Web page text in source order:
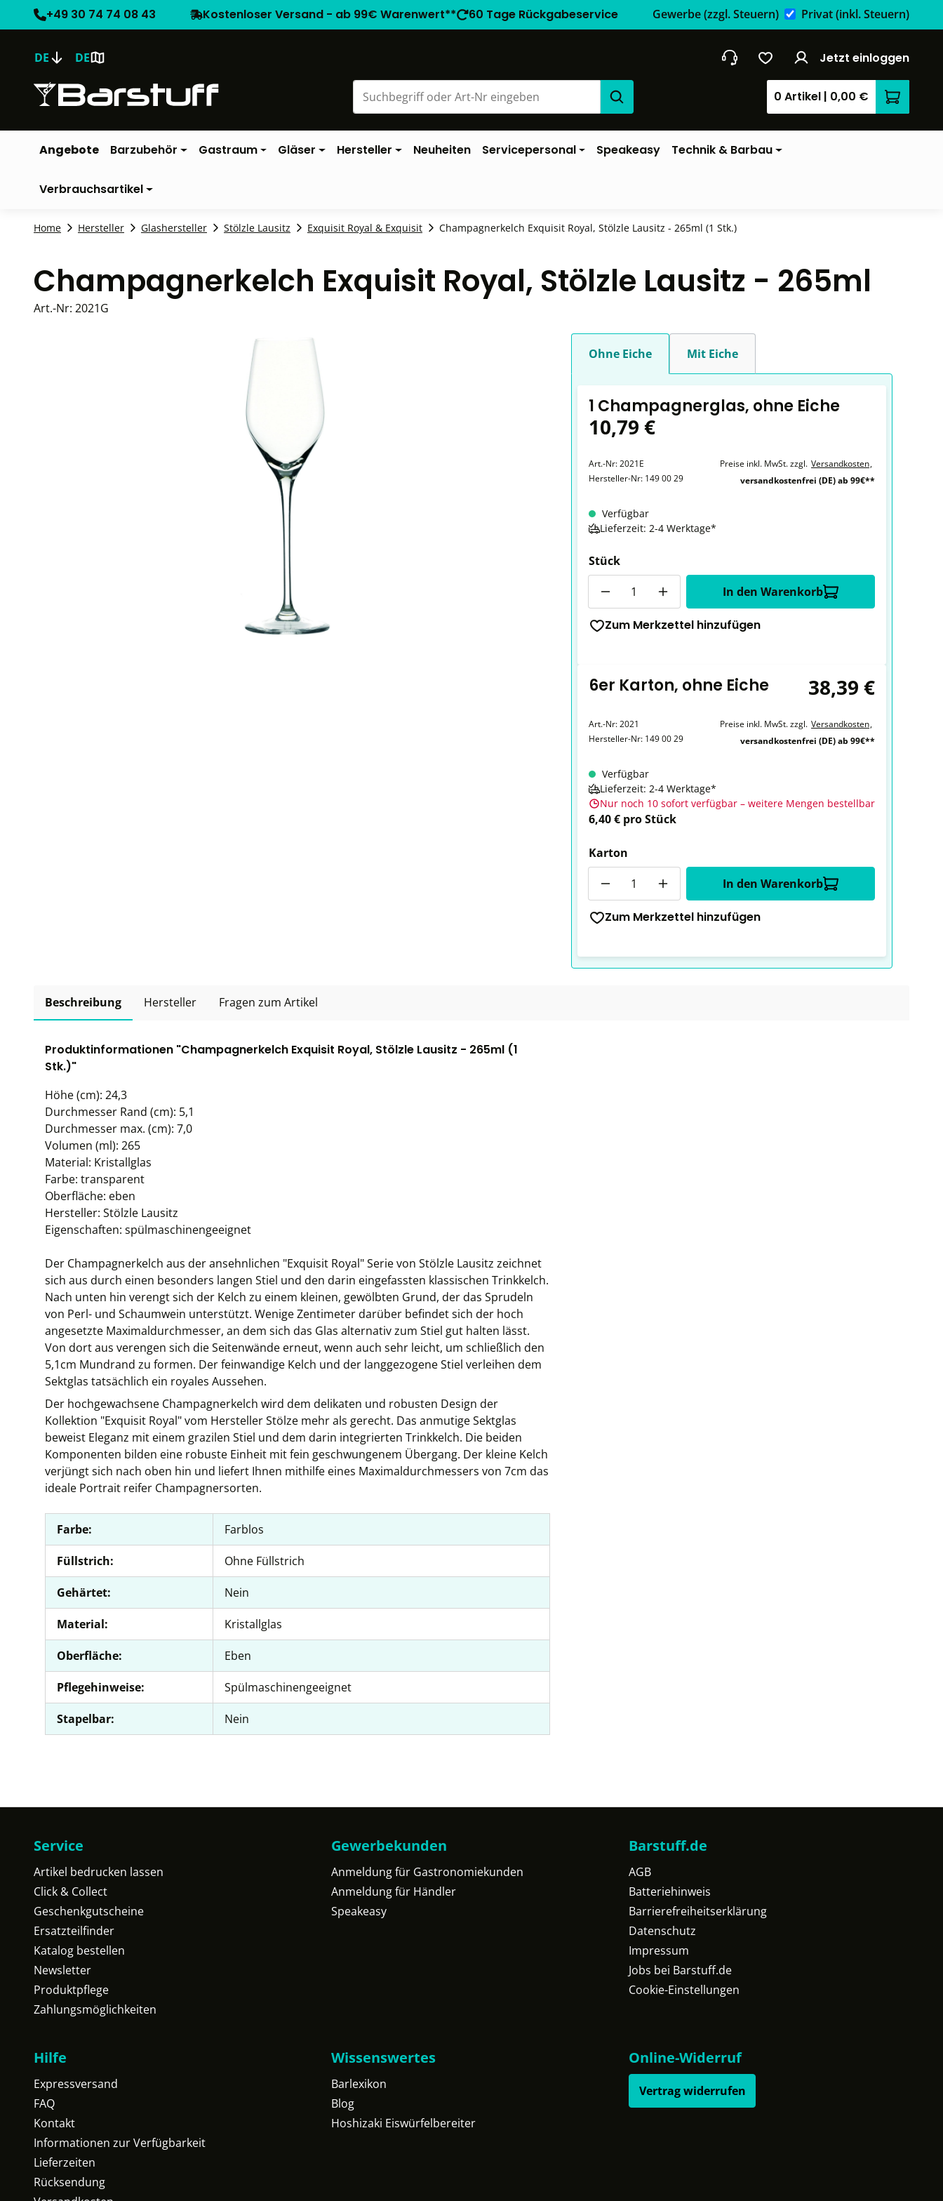
+49 30 74 74 08 43 Kostenloser Versand - ab 99€ Warenwert** 60 Tage Rückgabeservice Gewerbe(zzgl. Steuern) Privat(inkl. Steuern)
DE DE Jetzt einloggen
0 Artikel | 0,00 €
Angebote Barzubehör Gastraum Gläser Hersteller Neuheiten Servicepersonal Speakeasy Technik & Barbau
Verbrauchsartikel
Home Hersteller Glashersteller Stölzle Lausitz Exquisit Royal & Exquisit Champagnerkelch Exquisit Royal, Stölzle Lausitz - 265ml (1 Stk.)
Champagnerkelch Exquisit Royal, Stölzle Lausitz - 265ml
Art.-Nr: 2021G
Ohne Eiche Mit Eiche
1 Champagnerglas, ohne Eiche
10,79 €
Art.-Nr:2021E
Hersteller-Nr: 149 00 29
Preise inkl. MwSt. zzgl. Versandkosten,
versandkostenfrei (DE) ab 99€**
Verfügbar
Lieferzeit: 2-4 Werktage*
Stück
In den Warenkorb
Zum Merkzettel hinzufügen
6er Karton, ohne Eiche 38,39 €
Art.-Nr:2021
Hersteller-Nr: 149 00 29
Preise inkl. MwSt. zzgl. Versandkosten,
versandkostenfrei (DE) ab 99€**
Verfügbar
Lieferzeit: 2-4 Werktage*
Nur noch 10 sofort verfügbar – weitere Mengen bestellbar
6,40 € pro Stück
Karton
In den Warenkorb
Zum Merkzettel hinzufügen
Beschreibung Hersteller Fragen zum Artikel
Produktinformationen "Champagnerkelch Exquisit Royal, Stölzle Lausitz - 265ml (1
Stk.)"
Höhe (cm): 24,3
Durchmesser Rand (cm): 5,1
Durchmesser max. (cm): 7,0
Volumen (ml): 265
Material: Kristallglas
Farbe: transparent
Oberfläche: eben
Hersteller: Stölzle Lausitz
Eigenschaften: spülmaschinengeeignet
Der Champagnerkelch aus der ansehnlichen "Exquisit Royal" Serie von Stölzle Lausitz zeichnet
sich aus durch einen besonders langen Stiel und den darin eingefassten klassischen Trinkkelch.
Nach unten hin verengt sich der Kelch zu einem kleinen, gewölbten Grund, der das Sprudeln
von Perl- und Schaumwein unterstützt. Wenige Zentimeter darüber befindet sich der hoch
angesetzte Maximaldurchmesser, an dem sich das Glas alternativ zum Stiel gut halten lässt.
Von dort aus verengen sich die Seitenwände erneut, wenn auch sehr leicht, um schließlich den
5,1cm Mundrand zu formen. Der feinwandige Kelch und der langgezogene Stiel verleihen dem
Sektglas tatsächlich ein royales Aussehen.
Der hochgewachsene Champagnerkelch wird dem delikaten und robusten Design der
Kollektion "Exquisit Royal" vom Hersteller Stölze mehr als gerecht. Das anmutige Sektglas
beweist Eleganz mit einem grazilen Stiel und dem darin integrierten Trinkkelch. Die beiden
Komponenten bilden eine robuste Einheit mit fein geschwungenem Übergang. Der kleine Kelch
verjüngt sich nach oben hin und liefert Ihnen mithilfe eines Maximaldurchmessers von 7cm das
ideale Portrait reifer Champagnersorten.
Farbe: Farblos
Füllstrich: Ohne Füllstrich
Gehärtet: Nein
Material: Kristallglas
Oberfläche: Eben
Pflegehinweise: Spülmaschinengeeignet
Stapelbar: Nein
Service
Artikel bedrucken lassen
Click & Collect
Geschenkgutscheine
Ersatzteilfinder
Katalog bestellen
Newsletter
Produktpflege
Zahlungsmöglichkeiten
Gewerbekunden
Anmeldung für Gastronomiekunden
Anmeldung für Händler
Speakeasy
Barstuff.de
AGB
Batteriehinweis
Barrierefreiheitserklärung
Datenschutz
Impressum
Jobs bei Barstuff.de
Cookie-Einstellungen
Hilfe
Expressversand
FAQ
Kontakt
Informationen zur Verfügbarkeit
Lieferzeiten
Rücksendung
Wissenswertes
Barlexikon
Blog
Hoshizaki Eiswürfelbereiter
Online-Widerruf
Vertrag widerrufen